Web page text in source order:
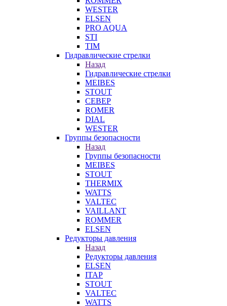
WESTER
ELSEN
PRO AQUA
STI
TIM
Гидравлические стрелки
Назад
Гидравлические стрелки
MEIBES
STOUT
СЕВЕР
ROMER
DIAL
WESTER
Группы безопасности
Назад
Группы безопасности
MEIBES
STOUT
THERMIX
WATTS
VALTEC
VAILLANT
ROMMER
ELSEN
Редукторы давления
Назад
Редукторы давления
ELSEN
ITAP
STOUT
VALTEC
WATTS